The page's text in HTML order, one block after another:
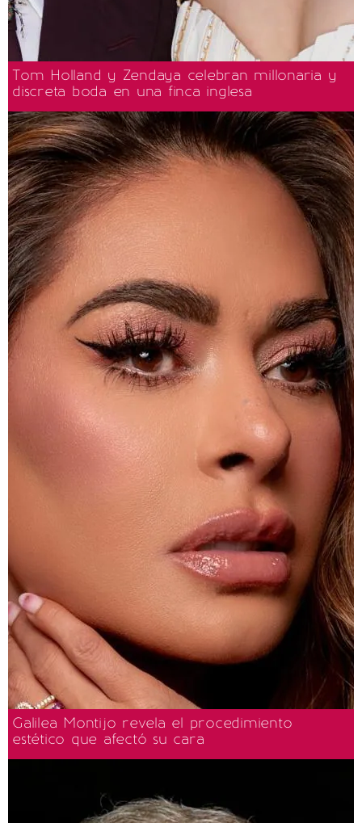
Tom Holland y Zendaya celebran millonaria y
discreta boda en una finca inglesa
Galilea Montijo revela el procedimiento
estético que afectó su cara